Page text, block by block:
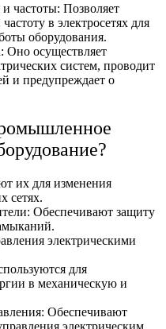
частоты: Позволяет
в электросетях для
оборудования.
Оно осуществляет
систем, проводит
и предупреждает о
их для изменения
сетях.
Обеспечивают защиту
электрическими
для
в механическую и
Обеспечивают
электрическим